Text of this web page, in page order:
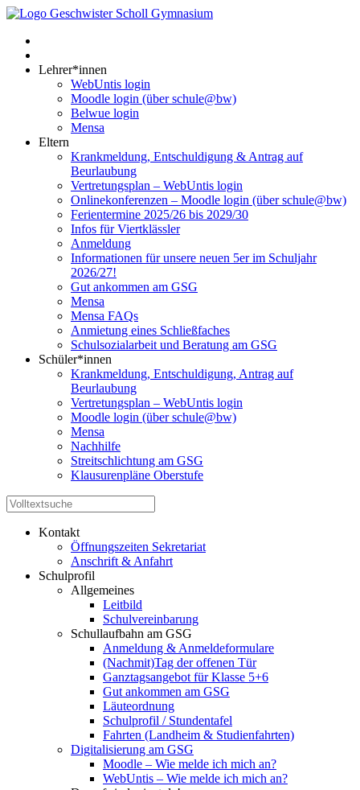
Lehrer*innen
WebUntis login
Moodle login (über schule@bw)
Belwue login
Mensa
Eltern
Krankmeldung, Entschuldigung & Antrag auf
Beurlaubung
Vertretungsplan – WebUntis login
Onlinekonferenzen – Moodle login (über schule@bw)
Ferientermine 2025/26 bis 2029/30
Infos für Viertklässler
Anmeldung
Informationen für unsere neuen 5er im Schuljahr
2026/27!
Gut ankommen am GSG
Mensa
Mensa FAQs
Anmietung eines Schließfaches
Schulsozialarbeit und Beratung am GSG
Schüler*innen
Krankmeldung, Entschuldigung, Antrag auf
Beurlaubung
Vertretungsplan – WebUntis login
Moodle login (über schule@bw)
Mensa
Nachhilfe
Streitschlichtung am GSG
Klausurenpläne Oberstufe
Kontakt
Öffnungszeiten Sekretariat
Anschrift & Anfahrt
Schulprofil
Allgemeines
Leitbild
Schulvereinbarung
Schullaufbahn am GSG
Anmeldung & Anmeldeformulare
(Nachmit)Tag der offenen Tür
Ganztagsangebot für Klasse 5+6
Gut ankommen am GSG
Läuteordnung
Schulprofil / Stundentafel
Fahrten (Landheim & Studienfahrten)
Digitalisierung am GSG
Moodle – Wie melde ich mich an?
WebUntis – Wie melde ich mich an?